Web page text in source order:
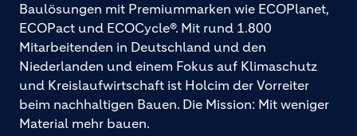
Baulösungen mit Premiummarken wie ECOPlanet,
ECOPact und ECOCycle®. Mit rund 1.800
Mitarbeitenden in Deutschland und den
Niederlanden und einem Fokus auf Klimaschutz
und Kreislaufwirtschaft ist Holcim der Vorreiter
beim nachhaltigen Bauen. Die Mission: Mit weniger
Material mehr bauen.